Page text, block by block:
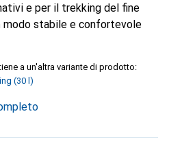
e per il trekking del fine
modo stabile e confortevole
a un'altra variante di prodotto:
(30 l)